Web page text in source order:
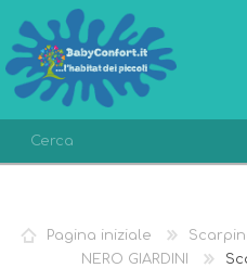
LISTA DEI DESIDERI
Pagina iniziale
NERO GIARDINI